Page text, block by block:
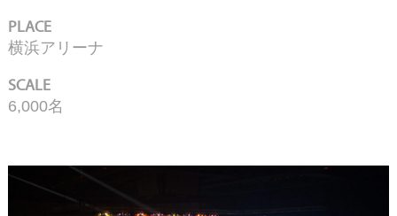
PLACE
横浜アリーナ
SCALE
6,000名